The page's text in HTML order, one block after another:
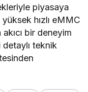
piyasaya
hızlı eMMC
bir deneyim
teknik